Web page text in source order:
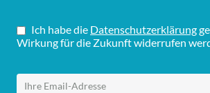
Ich habe die Datenschutzerklärung
Wirkung für die Zukunft widerrufen